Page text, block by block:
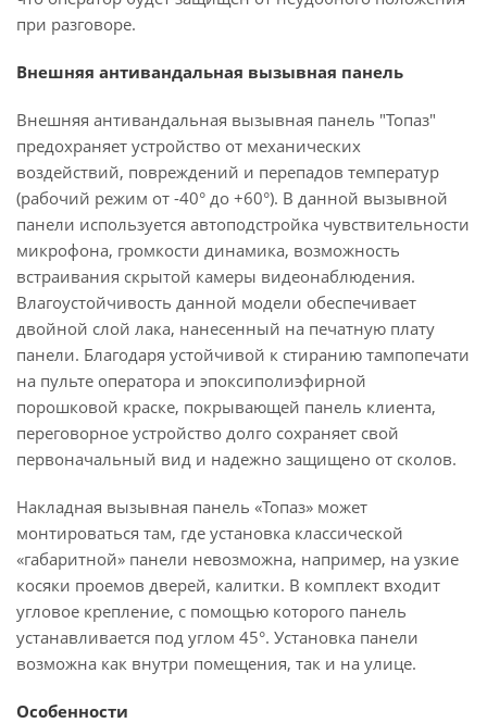
при разговоре.
Внешняя антивандальная вызывная панель
Внешняя антивандальная вызывная панель "Топаз"
предохраняет устройство от механических
воздействий, повреждений и перепадов температур
(рабочий режим от -40° до +60°). В данной вызывной
панели используется автоподстройка чувствительности
микрофона, громкости динамика, возможность
встраивания скрытой камеры видеонаблюдения.
Влагоустойчивость данной модели обеспечивает
двойной слой лака, нанесенный на печатную плату
панели. Благодаря устойчивой к стиранию тампопечати
на пульте оператора и эпоксиполиэфирной
порошковой краске, покрывающей панель клиента,
переговорное устройство долго сохраняет свой
первоначальный вид и надежно защищено от сколов.
Накладная вызывная панель «Топаз» может
монтироваться там, где установка классической
«габаритной» панели невозможна, например, на узкие
косяки проемов дверей, калитки. В комплект входит
угловое крепление, с помощью которого панель
устанавливается под углом 45°. Установка панели
возможна как внутри помещения, так и на улице.
Особенности